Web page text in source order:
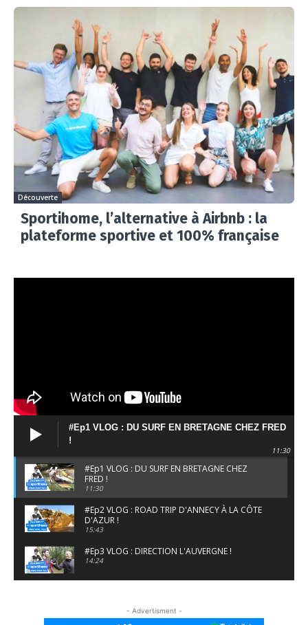
Découverte
Sportihome, l’alternative à Airbnb : la
plateforme sportive et 100% française
#Ep1 VLOG : DU SURF EN BRETAGNE CHEZ FRED
!
11:30
#Ep1 VLOG : DU SURF EN BRETAGNE CHEZ
FRED !
11:30
#Ep2 VLOG : ROAD TRIP D'ANNECY À LA CÔTE
D'AZUR !
15:43
#Ep3 VLOG : DIRECTION L'AUVERGNE !
14:24
- Advertisment -